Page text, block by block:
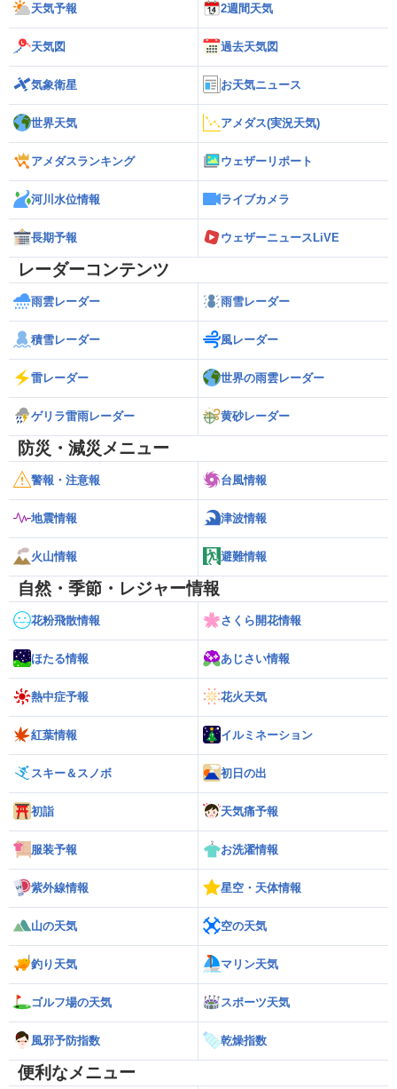
天気予報 2週間天気
天気図 過去天気図
気象衛星 お天気ニュース
世界天気 アメダス(実況天気)
アメダスランキング ウェザーリポート
河川水位情報 ライブカメラ
長期予報 ウェザーニュースLiVE
レーダーコンテンツ
雨雲レーダー 雨雪レーダー
積雪レーダー 風レーダー
雷レーダー 世界の雨雲レーダー
ゲリラ雷雨レーダー 黄砂レーダー
防災・減災メニュー
警報・注意報 台風情報
地震情報 津波情報
火山情報 避難情報
自然・季節・レジャー情報
花粉飛散情報 さくら開花情報
ほたる情報 あじさい情報
熱中症予報 花火天気
紅葉情報 イルミネーション
スキー＆スノボ 初日の出
初詣 天気痛予報
服装予報 お洗濯情報
紫外線情報 星空・天体情報
山の天気 空の天気
釣り天気 マリン天気
ゴルフ場の天気 スポーツ天気
風邪予防指数 乾燥指数
便利なメニュー